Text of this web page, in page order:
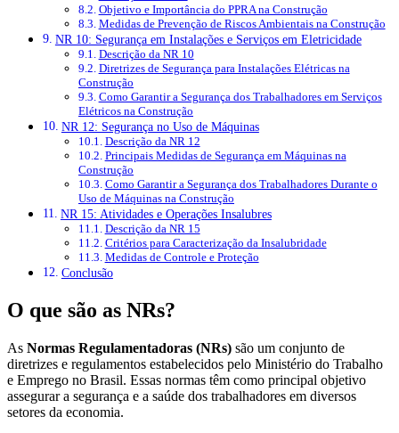
Objetivo e Importância do PPRA na Construção
Medidas de Prevenção de Riscos Ambientais na Construção
NR 10: Segurança em Instalações e Serviços em Eletricidade
Descrição da NR 10
Diretrizes de Segurança para Instalações Elétricas na
Construção
Como Garantir a Segurança dos Trabalhadores em Serviços
Elétricos na Construção
NR 12: Segurança no Uso de Máquinas
Descrição da NR 12
Principais Medidas de Segurança em Máquinas na
Construção
Como Garantir a Segurança dos Trabalhadores Durante o
Uso de Máquinas na Construção
NR 15: Atividades e Operações Insalubres
Descrição da NR 15
Critérios para Caracterização da Insalubridade
Medidas de Controle e Proteção
Conclusão
O que são as NRs?
As Normas Regulamentadoras (NRs) são um conjunto de
diretrizes e regulamentos estabelecidos pelo Ministério do Trabalho
e Emprego no Brasil. Essas normas têm como principal objetivo
assegurar a segurança e a saúde dos trabalhadores em diversos
setores da economia.